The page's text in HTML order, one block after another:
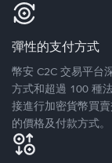
彈性的支付方式
幣安 C2C 交易平台
方式和超過 100 種
接進行加密貨幣買
的價格及付款方式。